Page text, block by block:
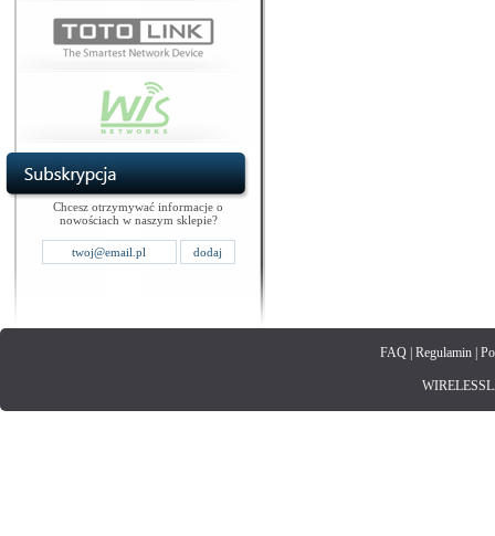
Chcesz otrzymywać informacje o
nowościach w naszym sklepie?
FAQ| Regulamin|